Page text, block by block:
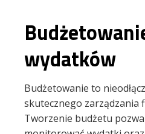
wydatków
Budżetowanie to
skutecznego zarządzania
Tworzenie budżetu